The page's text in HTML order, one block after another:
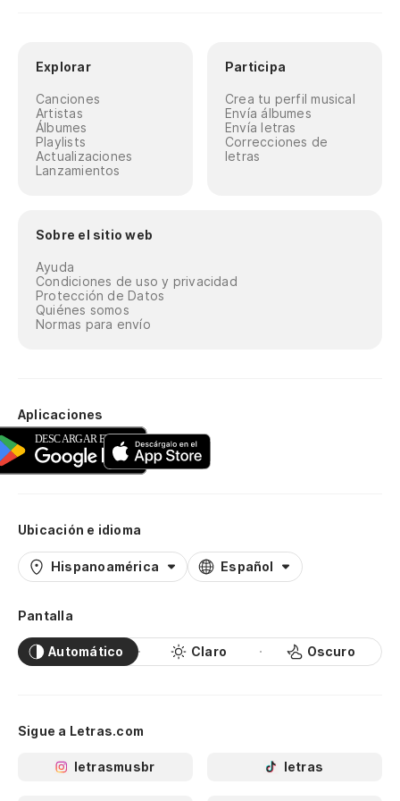
Explorar
Canciones
Artistas
Álbumes
Playlists
Actualizaciones
Lanzamientos
Participa
Crea tu perfil musical
Envía álbumes
Envía letras
Correcciones de
letras
Sobre el sitio web
Ayuda
Condiciones de uso y privacidad
Protección de Datos
Quiénes somos
Normas para envío
Aplicaciones
Ubicación e idioma
Hispanoamérica Español
Pantalla
Automático Claro Oscuro
Sigue a Letras.com
letrasmusbr letras